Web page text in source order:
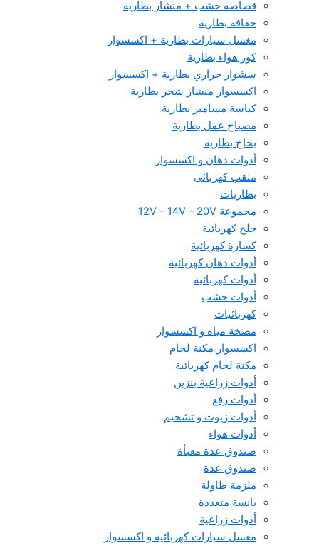
قصاصة خشب + منشار بطارية
حفافة بطارية
مغسل سيارات بطارية + اكسسوار
كور هواء بطارية
سشوار حراري بطارية + اكسسوار
اكسسوار منشار شجر بطارية
كباسة مسامير بطارية
مصباح عمل بطارية
بخاخ بطارية
أدوات دهان و اكسسوار
مثقب كهربائي
بطاريات
مجموعة 12V – 14V – 20V
جلخ كهربائية
كسارة كهربائية
أدوات دهان كهربائية
أدوات كهربائية
أدوات خشب
كهربائيات
مضخة مياه و اكسسوار
اكسسوار مكنة لحام
مكنة لحام كهربائية
أدوات زراعية بنزين
أدوات رفع
أدوات زيوت و تشحيم
أدوات هواء
صندوق عدة معبأة
صندوق عدة
ملزمة طاولة
بانسة متعددة
أدوات زراعية
مغسل سيارات كهربائية و اكسسوار